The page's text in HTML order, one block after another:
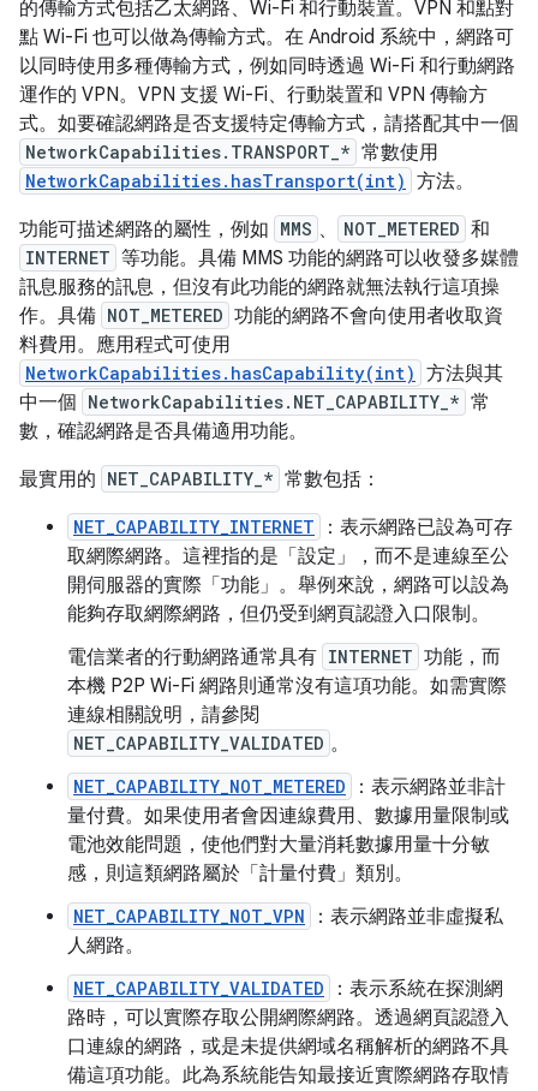
的傳輸方式包括乙太網路、Wi-Fi 和行動裝置。VPN 和點對
點 Wi-Fi 也可以做為傳輸方式。在 Android 系統中，網路可
以同時使用多種傳輸方式，例如同時透過 Wi-Fi 和行動網路
運作的 VPN。VPN 支援 Wi-Fi、行動裝置和 VPN 傳輸方
式。如要確認網路是否支援特定傳輸方式，請搭配其中一個
NetworkCapabilities.TRANSPORT_* 常數使用
NetworkCapabilities.hasTransport(int) 方法。
功能可描述網路的屬性，例如 MMS 、 NOT_METERED 和
INTERNET 等功能。具備 MMS 功能的網路可以收發多媒體
訊息服務的訊息，但沒有此功能的網路就無法執行這項操
作。具備 NOT_METERED 功能的網路不會向使用者收取資
料費用。應用程式可使用
NetworkCapabilities.hasCapability(int) 方法與其
中一個 NetworkCapabilities.NET_CAPABILITY_* 常
數，確認網路是否具備適用功能。
最實用的 NET_CAPABILITY_* 常數包括：
NET_CAPABILITY_INTERNET
：表示網路已設為可存
取網際網路。這裡指的是「設定」
，而不是連線至公
開伺服器的實際「功能」 。舉例來說，網路可以設為
能夠存取網際網路，但仍受到網頁認證入口限制。
電信業者的行動網路通常具有 INTERNET 功能，而
本機 P2P Wi-Fi 網路則通常沒有這項功能。如需實際
連線相關說明，請參閱
NET_CAPABILITY_VALIDATED 。
NET_CAPABILITY_NOT_METERED
：表示網路並非計
量付費。如果使用者會因連線費用、數據用量限制或
電池效能問題，使他們對大量消耗數據用量十分敏
感，則這類網路屬於「計量付費」類別。
NET_CAPABILITY_NOT_VPN
：表示網路並非虛擬私
人網路。
NET_CAPABILITY_VALIDATED
：表示系統在探測網
路時，可以實際存取公開網際網路。透過網頁認證入
口連線的網路，或是未提供網域名稱解析的網路不具
備這項功能。此為系統能告知最接近實際網路存取情